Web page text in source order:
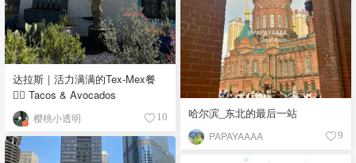
达拉斯｜活力满满的Tex-Mex餐
👉🏼 Tacos & Avocados
樱桃小透明 10 哈尔滨_东北的最后一站
PAPAYAAAA 9